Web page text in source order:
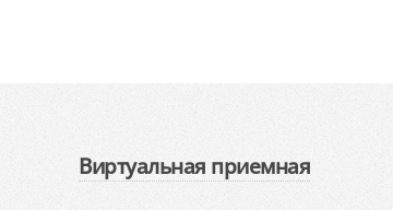
Виртуальная приемная